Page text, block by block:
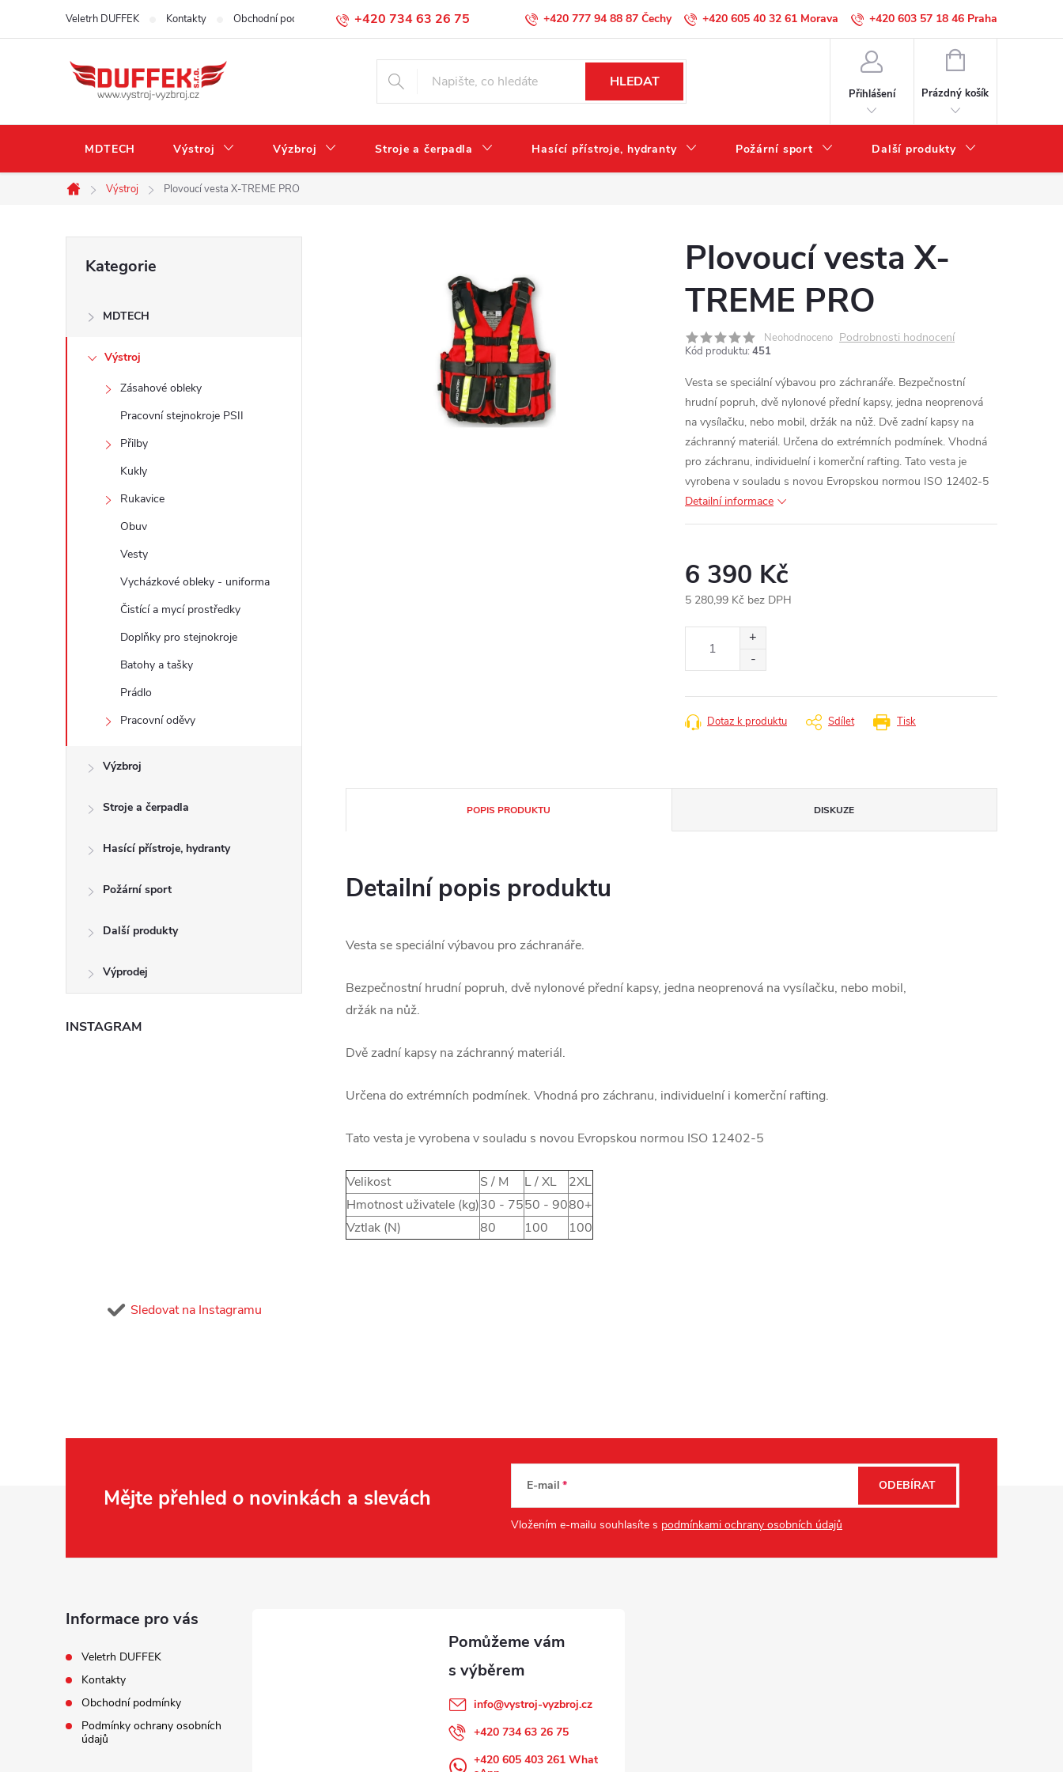
+420 734 63 26 75
Veletrh DUFFEK Kontakty Obchodní podmínky Podmínky ochrany osobních údajů +420 777 94 88 87 +420 605 40 32 61 +420 603 57 18 46
HLEDAT
Přihlášení
NÁKUPNÍ
Prázdný košík
MDTECH Výstroj Výzbroj Stroje a čerpadla Hasící přístroje, hydranty Požární sport Další produkty
Domů
Výstroj Plovoucí vesta X-TREME PRO
s
kategorie
Kategorie
MDTECH
Výstroj
Zásahové obleky
Pracovní stejnokroje PSII
Přilby
Kukly
Rukavice
Obuv
Vesty
Vycházkové obleky - uniforma
Čistící a mycí prostředky
Doplňky pro stejnokroje
Batohy a tašky
Prádlo
Pracovní oděvy
Výzbroj
Stroje a čerpadla
Hasící přístroje, hydranty
Požární sport
Další produkty
Výprodej
INSTAGRAM
Sledovat na Instagramu
Plovoucí vesta X-
TREME PRO
Neohodnoceno Podrobnosti hodnocení
Kód produktu: 451
Vesta se speciální výbavou pro záchranáře. Bezpečnostní
hrudní popruh, dvě nylonové přední kapsy, jedna neoprenová
na vysílačku, nebo mobil, držák na nůž. Dvě zadní kapsy na
záchranný materiál. Určena do extrémních podmínek. Vhodná
pro záchranu, individuelní i komerční rafting. Tato vesta je
vyrobena v souladu s novou Evropskou normou ISO 12402-5
Detailní informace
6 390 Kč
5 280,99 Kč bez DPH
Tisk
Dotaz k produktu Sdílet
POPIS PRODUKTU DISKUZE
Detailní popis produktu
Vesta se speciální výbavou pro záchranáře.
Bezpečnostní hrudní popruh, dvě nylonové přední kapsy, jedna neoprenová na vysílačku, nebo mobil,
držák na nůž.
Dvě zadní kapsy na záchranný materiál.
Určena do extrémních podmínek. Vhodná pro záchranu, individuelní i komerční rafting.
Tato vesta je vyrobena v souladu s novou Evropskou normou ISO 12402-5
Velikost S / M L / XL
2XL
Hmotnost uživatele (kg)30 - 7550 - 9080+
Vztlak (N)
80 100 100
Mějte přehled o novinkách a slevách E-mail
Vložením e-mailu souhlasíte s podmínkami ochrany osobních údajů
ODEBÍRAT
Informace pro vás
Veletrh DUFFEK
Kontakty
Obchodní podmínky
Podmínky ochrany osobních
údajů
info@vystroj-vyzbroj.cz
+420 734 63 26 75
+420 605 403 261 What